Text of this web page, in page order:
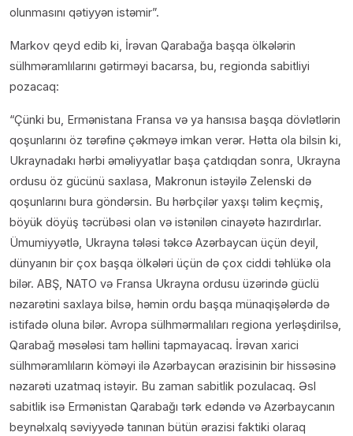
olunmasını qətiyyən istəmir”.
Markov qeyd edib ki, İrəvan Qarabağa başqa ölkələrin
sülhməramlılarını gətirməyi bacarsa, bu, regionda sabitliyi
pozacaq:
“Çünki bu, Ermənistana Fransa və ya hansısa başqa dövlətlərin
qoşunlarını öz tərəfinə çəkməyə imkan verər. Hətta ola bilsin ki,
Ukraynadakı hərbi əməliyyatlar başa çatdıqdan sonra, Ukrayna
ordusu öz gücünü saxlasa, Makronun istəyilə Zelenski də
qoşunlarını bura göndərsin. Bu hərbçilər yaxşı təlim keçmiş,
böyük döyüş təcrübəsi olan və istənilən cinayətə hazırdırlar.
Ümumiyyətlə, Ukrayna tələsi təkcə Azərbaycan üçün deyil,
dünyanın bir çox başqa ölkələri üçün də çox ciddi təhlükə ola
bilər. ABŞ, NATO və Fransa Ukrayna ordusu üzərində güclü
nəzarətini saxlaya bilsə, həmin ordu başqa münaqişələrdə də
istifadə oluna bilər. Avropa sülhmərmalıları regiona yerləşdirilsə,
Qarabağ məsələsi tam həllini tapmayacaq. İrəvan xarici
sülhməramlıların köməyi ilə Azərbaycan ərazisinin bir hissəsinə
nəzarəti uzatmaq istəyir. Bu zaman sabitlik pozulacaq. Əsl
sabitlik isə Ermənistan Qarabağı tərk edəndə və Azərbaycanın
beynəlxalq səviyyədə tanınan bütün ərazisi faktiki olaraq